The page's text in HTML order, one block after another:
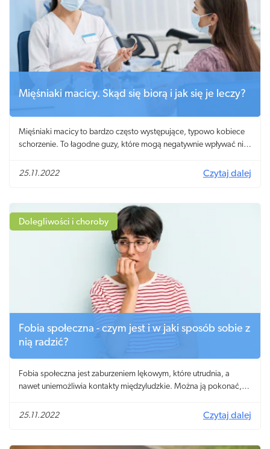
Mięśniaki macicy. Skąd się biorą i jak się je leczy?
Mięśniaki macicy to bardzo często występujące, typowo kobiece
schorzenie. To łagodne guzy, które mogą negatywnie wpływać nie
zajściem w ciążę i jej donoszeniem. Na szczęście, w dzisiejszych
jest jedynym rozwiązaniem. Sprawdźmy, skąd biorą się mięśniaki
macicy, jakie objawy dają i jakie są dostępne możliwości walki z
tym problemem!
25.11.2022 Czytaj dalej
Dolegliwości i choroby
Fobia społeczna - czym jest i w jaki sposób sobie z
nią radzić?
Fobia społeczna jest zaburzeniem lękowym, które utrudnia, a
nawet uniemożliwia kontakty międzyludzkie. Można ją pokonać,
25.11.2022
Czytaj dalej